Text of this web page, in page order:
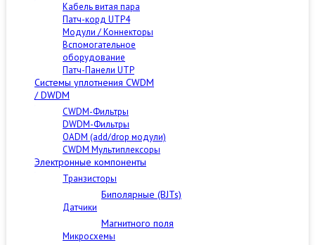
Кабель витая пара
Патч-корд UTP4
Модули / Коннекторы
Вспомогательное
оборудование
Патч-Панели UTP
Cистемы уплотнения CWDM
/ DWDM
CWDM-Фильтры
DWDM-Фильтры
OADM (add/drop модули)
CWDM Мультиплексоры
Электронные компоненты
Транзисторы
Биполярные (BJTs)
Датчики
Магнитного поля
Микросхемы